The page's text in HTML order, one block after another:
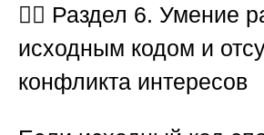
🕵️‍♂️ Раздел 6. Умение
исходным кодом и
конфликта интересов